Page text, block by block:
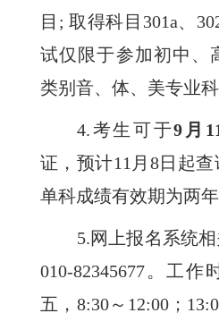
目 ; 取得科目 301a、
试仅限于参加初中、
类别音、体、美专业科
4.考生可于9月
证，预计11月 8日起
单科成绩有效期为两年
5.网上报名系统
010-82345677。工作
五， 8:30～ 12:00；